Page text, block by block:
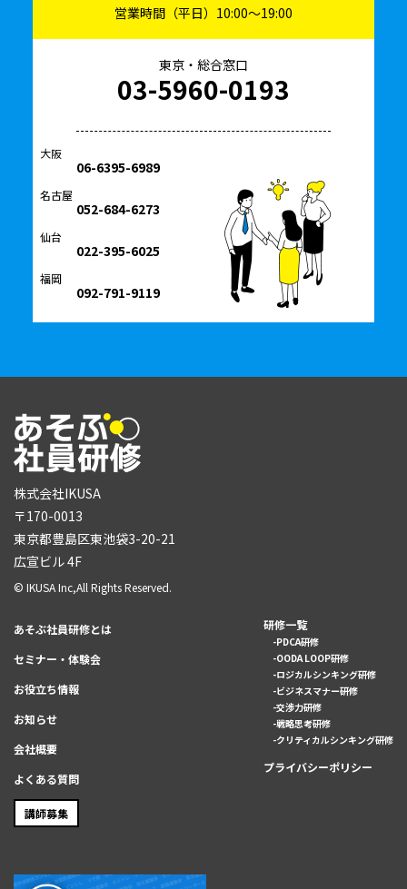
営業時間（平日）10:00〜19:00
東京・総合窓口
03-5960-0193
大阪
06-6395-6989
名古屋
052-684-6273
仙台
022-395-6025
福岡
092-791-9119
株式会社IKUSA
〒170-0013
東京都豊島区東池袋3-20-21
広宣ビル 4F
© IKUSA Inc,All Rights Reserved.
あそぶ社員研修とは
セミナー・体験会
お役立ち情報
お知らせ
会社概要
よくある質問
講師募集
研修一覧
PDCA研修
OODA LOOP研修
ロジカルシンキング研修
ビジネスマナー研修
交渉力研修
戦略思考研修
クリティカルシンキング研修
プライバシーポリシー